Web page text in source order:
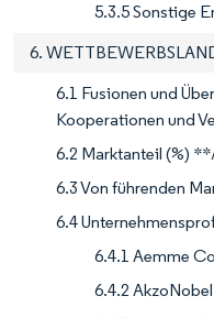
5.3.5 Sonstige
6.
6.1 Fusionen und
Kooperationen und
6.2 Marktanteil (%)
6.3 Von führenden
6.4
6.4.1 Aemme
6.4.2 AkzoNobel